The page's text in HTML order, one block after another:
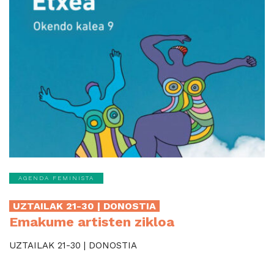
AGENDA FEMINISTA
UZTAILAK 21-30 | DONOSTIA
Emakume artisten zikloa
UZTAILAK 21-30 | DONOSTIA